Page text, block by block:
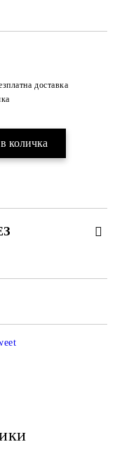
доставка